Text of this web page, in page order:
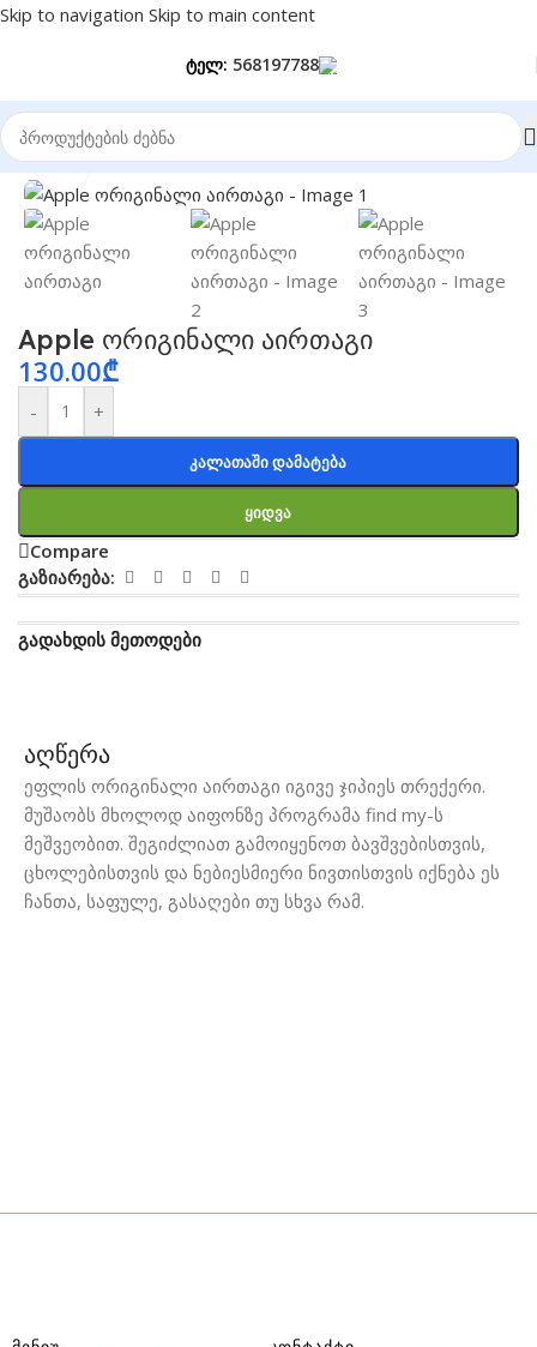
Skip to navigation Skip to main content
ტელ: 568197788
მთავარი/GPS Trackers
Click to enlarge
Apple ორიგინალი აირთაგი
130.00₾
- +
Კალათაში Დამატება
Ყიდვა
Compare
გაზიარება:
გადახდის მეთოდები
აღწერა
ეფლის ორიგინალი აირთაგი იგივე ჯიპიეს თრექერი.
მუშაობს მხოლოდ აიფონზე პროგრამა find my-ს
მეშვეობით. შეგიძლიათ გამოიყენოთ ბავშვებისთვის,
ცხოლებისთვის და ნებიესმიერი ნივთისთვის იქნება ეს
ჩანთა, საფულე, გასაღები თუ სხვა რამ.